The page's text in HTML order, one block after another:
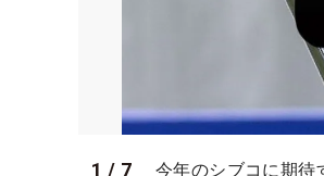
1 / 7 今年のシブコに期待